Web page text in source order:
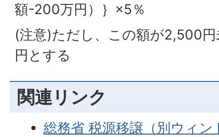
額-200万円）｝×5％
(注意)ただし、この額が2,500
円とする
関連リンク
総務省 税源移譲（別ウィ